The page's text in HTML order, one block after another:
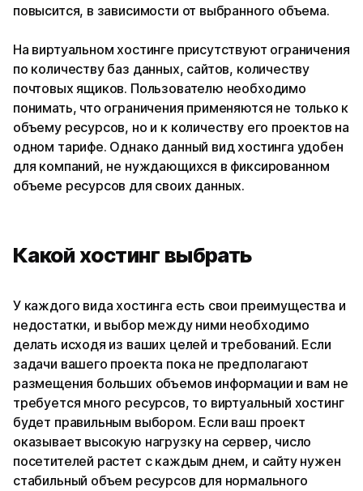
повысится, в зависимости от выбранного объема.
На виртуальном хостинге присутствуют ограничения
по количеству баз данных, сайтов, количеству
почтовых ящиков. Пользователю необходимо
понимать, что ограничения применяются не только к
объему ресурсов, но и к количеству его проектов на
одном тарифе. Однако данный вид хостинга удобен
для компаний, не нуждающихся в фиксированном
объеме ресурсов для своих данных.
Какой хостинг выбрать
У каждого вида хостинга есть свои преимущества и
недостатки, и выбор между ними необходимо
делать исходя из ваших целей и требований. Если
задачи вашего проекта пока не предполагают
размещения больших объемов информации и вам не
требуется много ресурсов, то виртуальный хостинг
будет правильным выбором. Если ваш проект
оказывает высокую нагрузку на сервер, число
посетителей растет с каждым днем, и сайту нужен
стабильный объем ресурсов для нормального